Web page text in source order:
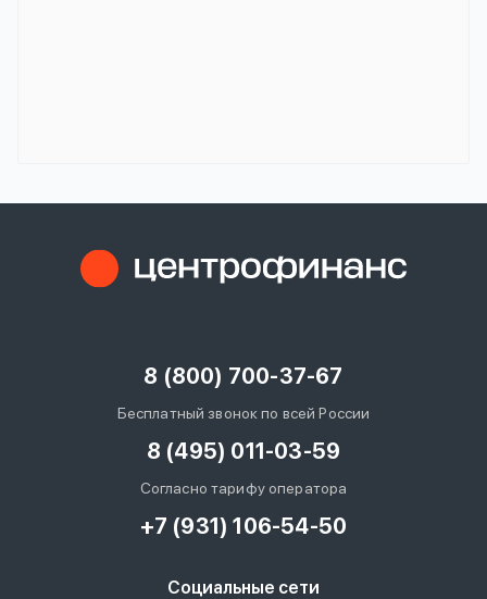
8 (800) 700-37-67
Бесплатный звонок по всей России
8 (495) 011-03-59
Согласно тарифу оператора
+7 (931) 106-54-50
Социальные сети